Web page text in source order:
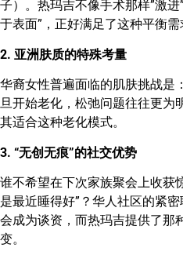
子）。热玛吉不像手术那样”激
于表面”，正好满足了这种平衡需
2. 亚洲肤质的特殊考量
华裔女性普遍面临的肌肤挑战是
旦开始老化，松弛问题往往更为
其适合这种老化模式。
3. “无创无痕”的社交优势
谁不希望在下次家族聚会上收获
是最近睡得好”？华人社区的紧
会成为谈资，而热玛吉提供了那
变。